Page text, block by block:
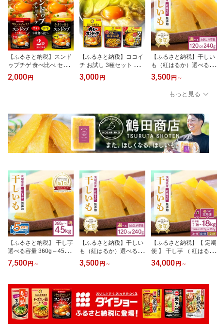
【ふるさと納税】スンド
ゥブチゲ 食べ比べ セッ
ト お試し辛口 中辛 ダイ
ショー 韓国 韓国料理 チ
市 47-CV
2,000円
【ふるさと納税】ココイ
チ お試し 3種セット カレ
ーうどん カレースンドゥ
ブ カレー麻婆豆腐 CoCo
レー 茨城県 小美玉市 47-
CU
3,000円
【ふるさと納税】干しい
も（紅はるか）選べる 1
20g/240g お試し ポスト
イン配送 ダイエット 小
分け 和スイーツ ギフト
プレゼント 国産 茨城県
も サツマイモ お芋 おい
も おやつ お菓子 干しい
も ほしいも ほし芋 鶴田
商店 12-AF 12-AI
3,500円 ～
もっと見る
【ふるさと納税】 干し芋
選べる容量 360g～45kg
小分け 干しいも 国産 紅
はるか 茨城 べにはるか
お芋 おいも おやつ お菓
子 和菓子 和スイーツ ほ
しいも ほし芋 柔らかい
ダイエット スイーツ 砂
糖不使用
7,500 円 ～
【ふるさと納税】干しい
も（紅はるか）選べる 1
20g/240g お試し ポスト
イン配送 ダイエット 小
プレゼント 国産 茨城県
産 べにはるか さつまい
も サツマイモ お芋 おい
も おやつ お菓子 干しい
も ほしいも ほし芋 鶴田
商店 12-AF 12-AI
3,500 円 ～
【ふるさと納税】【 定期
便 】 干し芋 （ 紅はるか
）選べる 3か月 6か月 12
か月 干しいも ほしいも
g 1.5kg ギフト 国産 茨城
県産 紅はるか べにはる
か さつまいも サツマイ
モ おやつ お菓子 12-L 12
-M 12-N 12-T 12-U 12-V
12-W 12-X 12-Y
34,000 円 ～